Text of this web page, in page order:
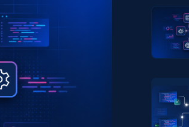
领英
爬虫工作室
将任何网站转化为数据管道
数据集
来自 600+ 个域名的预收集数据
领英 电商 社交媒体
缓存速递
实时网页数据，采集即交付
智能体浏览器
让智能体浏览网站并自动执行任务
站式工具包，全面解锁网页
爬虫工作室定价
免费套餐
数据集
缓存速递